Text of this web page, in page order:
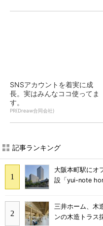
SNSアカウントを着実に成
長。実はみんなココ使ってま
す。
PR(Dreaw合同会社)
記事ランキング
大阪本町駅にオ
設「yui-note
三井ホーム、木
ンの木造トラス